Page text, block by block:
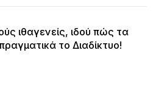
ιθαγενείς, ιδού πώς τα
το Διαδίκτυο!